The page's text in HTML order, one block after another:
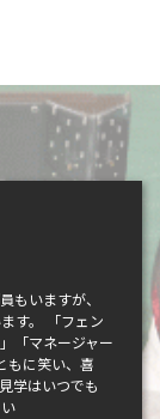
もいますが、
す。 「フェン
「マネージャー
もに笑い、喜
学はいつでも